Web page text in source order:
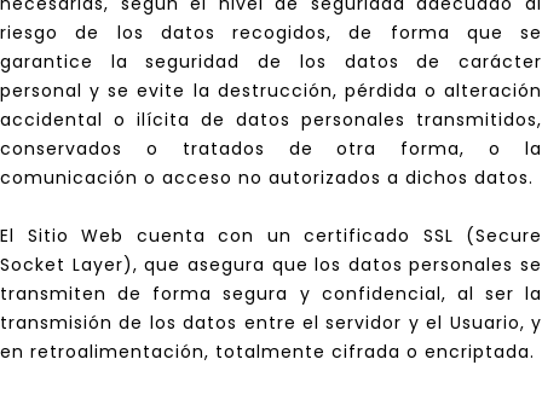
riesgo de los datos recogidos, de forma que se
garantice la seguridad de los datos de carácter
personal y se evite la destrucción, pérdida o alteración
accidental o ilícita de datos personales transmitidos,
conservados o tratados de otra forma, o la
comunicación o acceso no autorizados a dichos datos.
El Sitio Web cuenta con un certificado SSL (Secure
Socket Layer), que asegura que los datos personales se
transmiten de forma segura y confidencial, al ser la
transmisión de los datos entre el servidor y el Usuario, y
en retroalimentación, totalmente cifrada o encriptada.